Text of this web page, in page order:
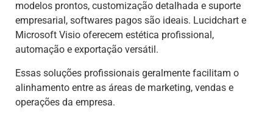
modelos prontos, customização detalhada e suporte
empresarial, softwares pagos são ideais. Lucidchart e
Microsoft Visio oferecem estética profissional,
automação e exportação versátil.
Essas soluções profissionais geralmente facilitam o
alinhamento entre as áreas de marketing, vendas e
operações da empresa.